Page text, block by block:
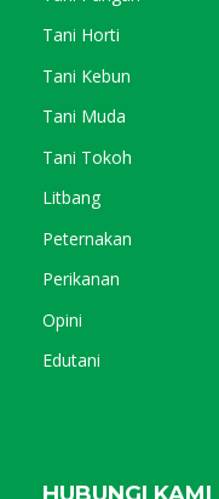
Tani Horti
Tani Kebun
Tani Muda
Tani Tokoh
Litbang
Peternakan
Perikanan
Opini
Edutani